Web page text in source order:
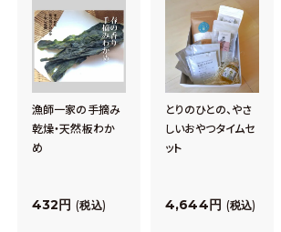
漁師一家の手摘み
乾燥・天然板わか
め
432 税込
とりのひとの、やさ
しいおやつタイムセ
ット
4,644 税込